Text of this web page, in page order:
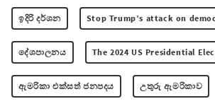
ඉදිරි දර්ශන Stop Trump’s attack on
දේශපාලනය The 2024 US Presidential
ඇමරිකා එක්සත් ජනපදය උතුරු ඇමරිකාව